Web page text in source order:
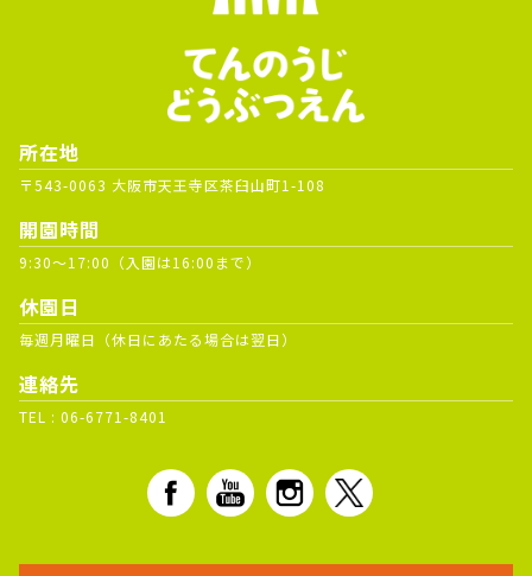
所在地
〒543-0063 大阪市天王寺区茶臼山町1-108
開園時間
9:30～17:00（入園は16:00まで）
休園日
毎週月曜日（休日にあたる場合は翌日）
連絡先
TEL : 06-6771-8401